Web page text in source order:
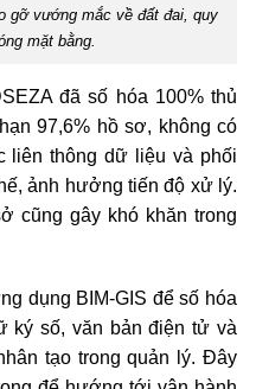
gỡ vướng mắc về đất đai, quy
mặt bằng.
đã số hóa 100% thủ
97,6% hồ sơ, không có
liên thông dữ liệu và phối
ảnh hưởng tiến độ xử lý.
cũng gây khó khăn trong
dụng BIM-GIS để số hóa
ký số, văn bản điện tử và
tạo trong quản lý. Đây